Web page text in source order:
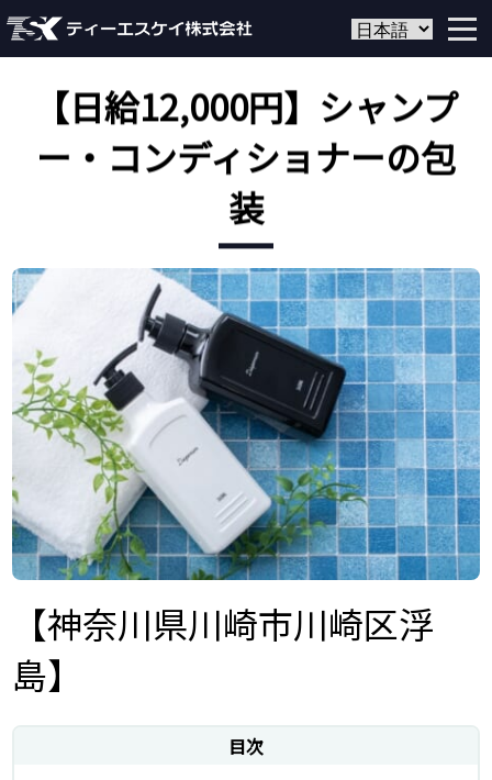
【日給12,000円】シャンプ
ー・コンディショナーの包
装
【神奈川県川崎市川崎区浮
島】
目次